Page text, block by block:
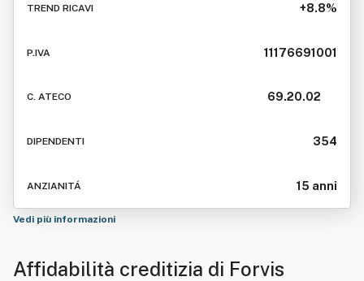
TREND RICAVI +8.8%
P.IVA 11176691001
C. ATECO 69.20.02
DIPENDENTI 354
ANZIANITÁ 15 anni
Vedi più informazioni
Affidabilità creditizia di Forvis